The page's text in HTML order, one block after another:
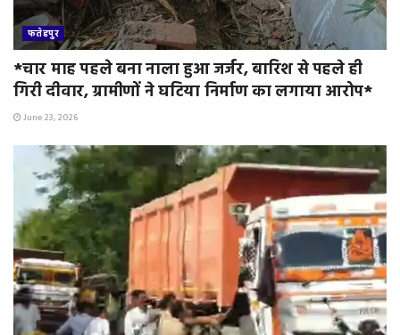
फतेहपुर
*चार माह पहले बना नाला हुआ जर्जर, बारिश से पहले ही
गिरी दीवार, ग्रामीणों ने घटिया निर्माण का लगाया आरोप*
June 23, 2026